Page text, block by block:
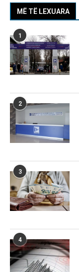
MË TË LEXUARA
1
2
3
4